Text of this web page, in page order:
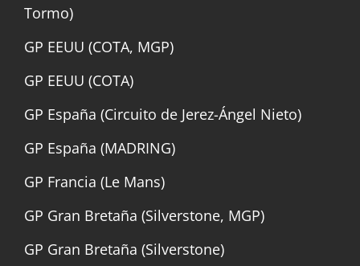
Tormo)
GP EEUU (COTA, MGP)
GP EEUU (COTA)
GP España (Circuito de Jerez-Ángel Nieto)
GP España (MADRING)
GP Francia (Le Mans)
GP Gran Bretaña (Silverstone, MGP)
GP Gran Bretaña (Silverstone)